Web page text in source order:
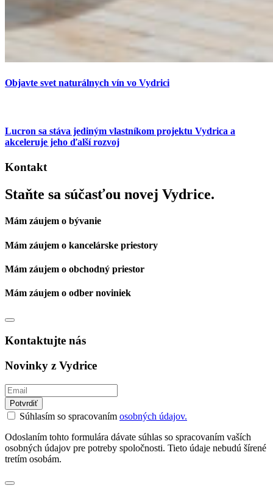
Objavte svet naturálnych vín vo Vydrici
Lucron sa stáva jediným vlastníkom projektu Vydrica a
akceleruje jeho ďalší rozvoj
Kontakt
Staňte sa súčasťou novej Vydrice.
Mám záujem o bývanie
Mám záujem o kancelárske priestory
Mám záujem o obchodný priestor
Mám záujem o odber noviniek
Kontaktujte nás
Novinky z Vydrice
Potvrdiť
Súhlasím so spracovaním osobných údajov.
Odoslaním tohto formulára dávate súhlas so spracovaním vaších
osobných údajov pre potreby spoločnosti. Tieto údaje nebudú šírené
tretím osobám.